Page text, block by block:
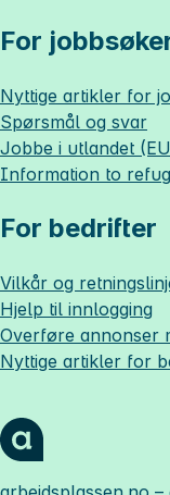
For
Nyttige artikler for
Spørsmål og svar
Jobbe i utlandet
Information to
For bedrifter
Vilkår og
Hjelp til innlogging
Overføre annonser
Nyttige artikler for